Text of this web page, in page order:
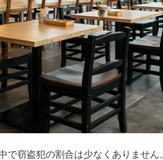
で窃盗犯の割合は少なくありませ